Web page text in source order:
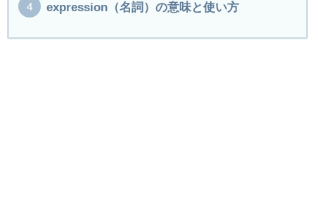
expression（名詞）の意味と使い方